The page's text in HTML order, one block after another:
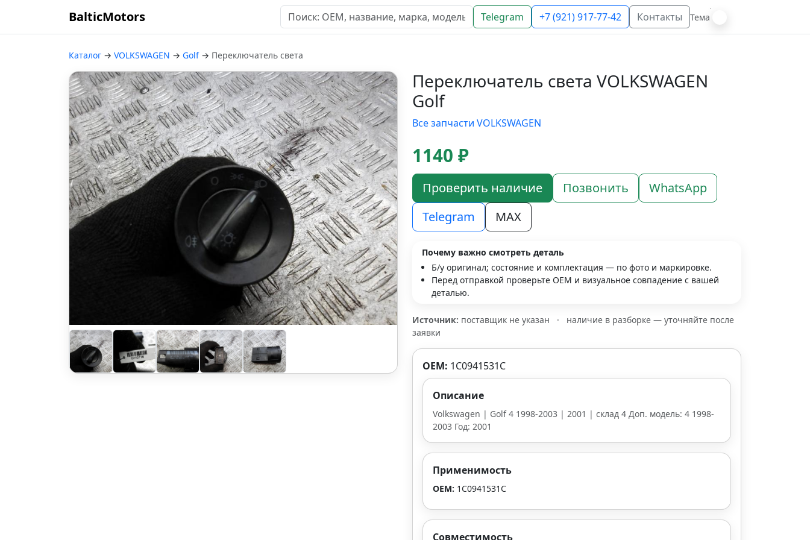
BalticMotors Telegram +7 (921) 917-77-42 Контакты Тема
Каталог → VOLKSWAGEN → Golf → Переключатель света
Переключатель света VOLKSWAGEN
Golf
Все запчасти VOLKSWAGEN
1140 ₽
Проверить наличие Позвонить
WhatsApp
Telegram
MAX
Почему важно смотреть деталь
Б/у оригинал; состояние и комплектация — по фото и маркировке.
Перед отправкой проверьте OEM и визуальное совпадение с вашей
деталью.
Источник: поставщик не указан ·
наличие в разборке — уточняйте после
заявки
OEM: 1C0941531C
Описание
Volkswagen | Golf 4 1998-2003 | 2001 | склад 4 Доп. модель: 4 1998-
2003 Год: 2001
Применимость
OEM: 1C0941531C
Совместимость